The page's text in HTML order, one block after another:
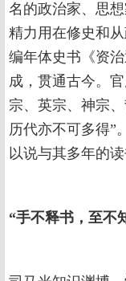
名的政治家、思
精力用在修史和
编年体史书《资
成，贯通古今。
宗、英宗、神宗
历代亦不可多得”
以说与其多年的
“手不释书，至不